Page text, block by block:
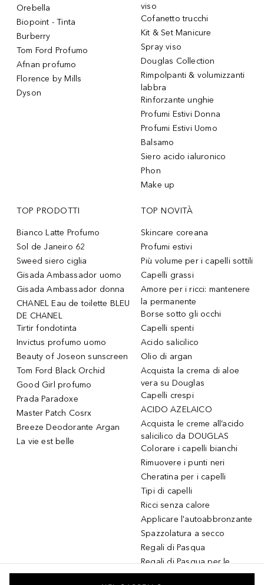
Orebella
Biopoint - Tinta
Burberry
Tom Ford Profumo
Afnan profumo
Florence by Mills
Dyson
viso
Cofanetto trucchi
Kit & Set Manicure
Spray viso
Douglas Collection
Rimpolpanti & volumizzanti
labbra
Rinforzante unghie
Profumi Estivi Donna
Profumi Estivi Uomo
Balsamo
Siero acido ialuronico
Phon
Make up
TOP PRODOTTI
Bianco Latte Profumo
Sol de Janeiro 62
Sweed siero ciglia
Gisada Ambassador uomo
Gisada Ambassador donna
CHANEL Eau de toilette BLEU
DE CHANEL
Tirtir fondotinta
Invictus profumo uomo
Beauty of Joseon sunscreen
Tom Ford Black Orchid
Good Girl profumo
Prada Paradoxe
Master Patch Cosrx
Breeze Deodorante Argan
La vie est belle
TOP NOVITÀ
Skincare coreana
Profumi estivi
Più volume per i capelli sottili
Capelli grassi
Amore per i ricci: mantenere
la permanente
Borse sotto gli occhi
Capelli spenti
Acido salicilico
Olio di argan
Acquista la crema di aloe
vera su Douglas
Capelli crespi
ACIDO AZELAICO
Acquista le creme all’acido
salicilico da DOUGLAS
Colorare i capelli bianchi
Rimuovere i punti neri
Cheratina per i capelli
Tipi di capelli
Ricci senza calore
Applicare l'autoabbronzante
Spazzolatura a secco
Regali di Pasqua
Regali di Pasqua per le
donne